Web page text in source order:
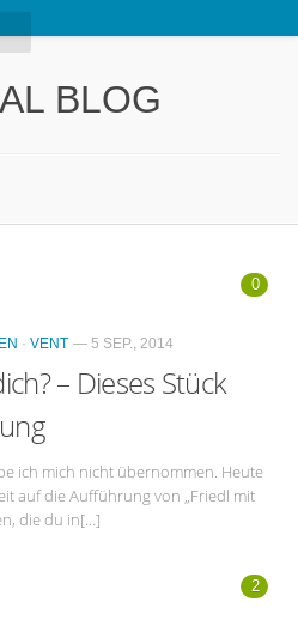
Ötztal
BLOG
0
· VENT — 5 SEP., 2014
– Dieses Stück
ich mich nicht übernommen. Heute
auf die Aufführung von „Friedl mit
die du in[…]
2